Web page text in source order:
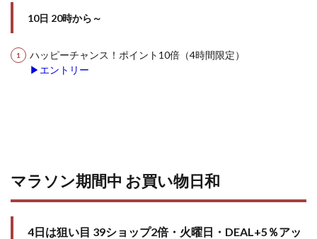
10日 20時から～
ハッピーチャンス！ポイント10倍（4時間限定）
▶エントリー
マラソン期間中 お買い物日和
4日は狙い目 39ショップ2倍・火曜日・DEAL+5％アッ